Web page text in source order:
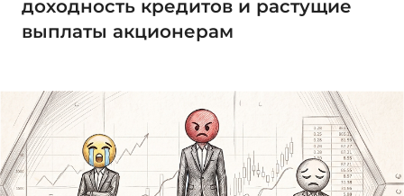
доходность кредитов и растущие
выплаты акционерам